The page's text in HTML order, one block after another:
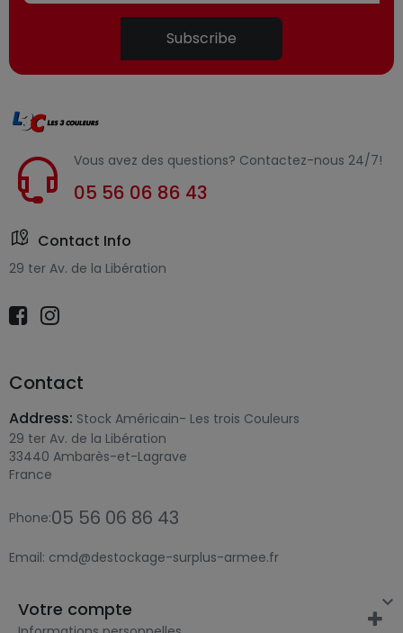
Subscribe
Vous avez des questions? Contactez-nous 24/7!
05 56 06 86 43
Contact Info
29 ter Av. de la Libération
Contact
Address: Stock Américain- Les trois Couleurs
29 ter Av. de la Libération
33440 Ambarès-et-Lagrave
France
Phone:05 56 06 86 43
Email: cmd@destockage-surplus-armee.fr

Votre compte